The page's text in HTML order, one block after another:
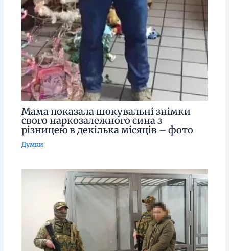
Мама показала шокувальні знімки
свого наркозалежного сина з
різницею в декілька місяців – фото
Думки